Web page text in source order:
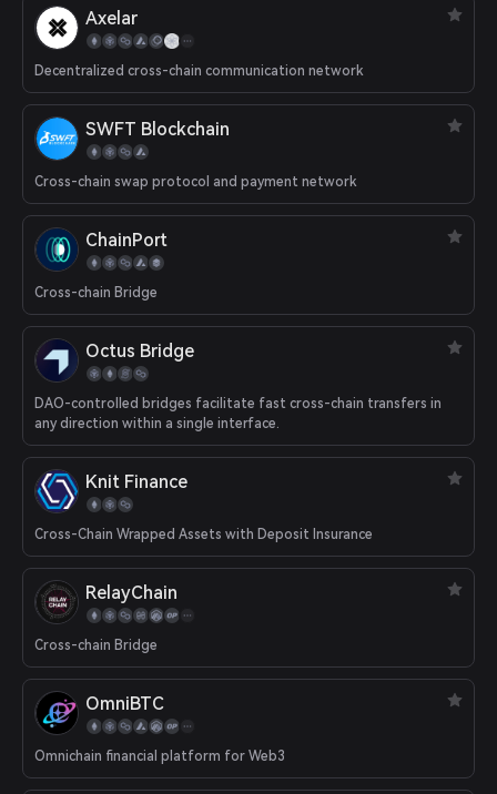
OKXChain, Polygon and TRON.
Axelar
Decentralized cross-chain communication network
SWFT Blockchain
Cross-chain swap protocol and payment network
ChainPort
Cross-chain Bridge
Octus Bridge
DAO-controlled bridges facilitate fast cross-chain transfers in
any direction within a single interface.
Knit Finance
Cross-Chain Wrapped Assets with Deposit Insurance
RelayChain
Cross-chain Bridge
OmniBTC
Omnichain financial platform for Web3